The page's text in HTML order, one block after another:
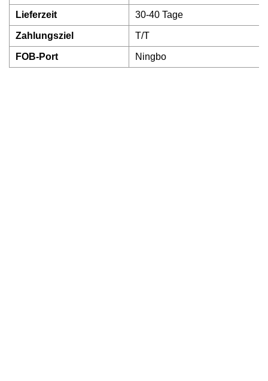
Lieferzeit 30-40 Tage
Zahlungsziel T/T
FOB-Port Ningbo